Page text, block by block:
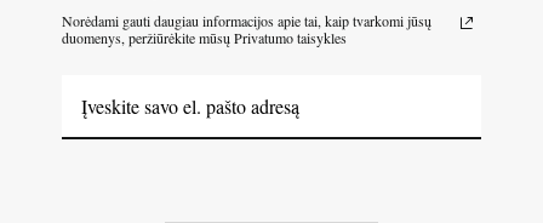
Norėdami gauti daugiau informacijos apie tai, kaip tvarkomi jūsų
duomenys, peržiūrėkite mūsų Privatumo taisykles